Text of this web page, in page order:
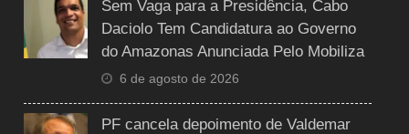
Sem Vaga para a Presidência, Cabo
Daciolo Tem Candidatura ao Governo
do Amazonas Anunciada Pelo Mobiliza
6 de agosto de 2026
PF cancela depoimento de Valdemar